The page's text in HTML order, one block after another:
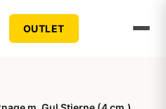
OUTLET